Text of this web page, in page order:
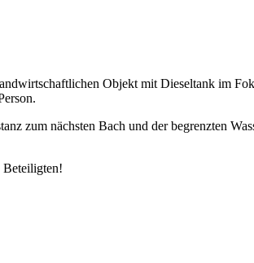
Objekt mit Dieseltank im
zum nächsten Bach und der begrenzten
Beteiligten!